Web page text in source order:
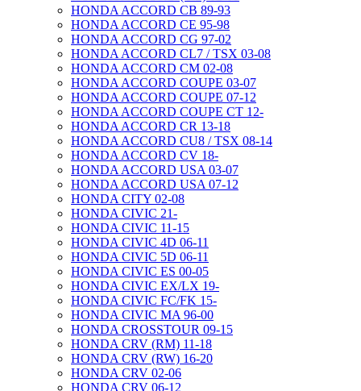
HONDA ACCORD CB 89-93
HONDA ACCORD CE 95-98
HONDA ACCORD CG 97-02
HONDA ACCORD CL7 / TSX 03-08
HONDA ACCORD CM 02-08
HONDA ACCORD COUPE 03-07
HONDA ACCORD COUPE 07-12
HONDA ACCORD COUPE CT 12-
HONDA ACCORD CR 13-18
HONDA ACCORD CU8 / TSX 08-14
HONDA ACCORD CV 18-
HONDA ACCORD USA 03-07
HONDA ACCORD USA 07-12
HONDA CITY 02-08
HONDA CIVIC 21-
HONDA CIVIC 11-15
HONDA CIVIC 4D 06-11
HONDA CIVIC 5D 06-11
HONDA CIVIC ES 00-05
HONDA CIVIC EX/LX 19-
HONDA CIVIC FC/FK 15-
HONDA CIVIC MA 96-00
HONDA CROSSTOUR 09-15
HONDA CRV (RM) 11-18
HONDA CRV (RW) 16-20
HONDA CRV 02-06
HONDA CRV 06-12